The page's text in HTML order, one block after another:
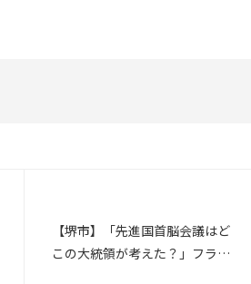
【堺市】「先進国首脳会議はど
この大統領が考えた？」フラン